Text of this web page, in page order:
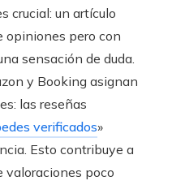
crucial: un artículo
opiniones pero con
sensación de duda.
y Booking asignan
las reseñas
verificados»
Esto contribuye a
valoraciones poco